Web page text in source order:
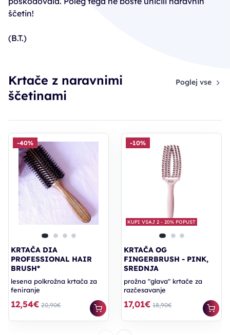
ščetin!
(B.T.)
Krtače z naravnimi
ščetinami
Poglej vse
-40%
KRTAČA DIA
PROFESSIONAL HAIR
BRUSH*
lesena polkrožna krtača za
feniranje
12,54€ 20,90€
KUPI VSAJ 2 - 20% POPUST
-10%
KRTAČA OG
FINGERBRUSH - PINK,
SREDNJA
prožna "glava" krtače za
razčesavanje
17,01€ 18,90€